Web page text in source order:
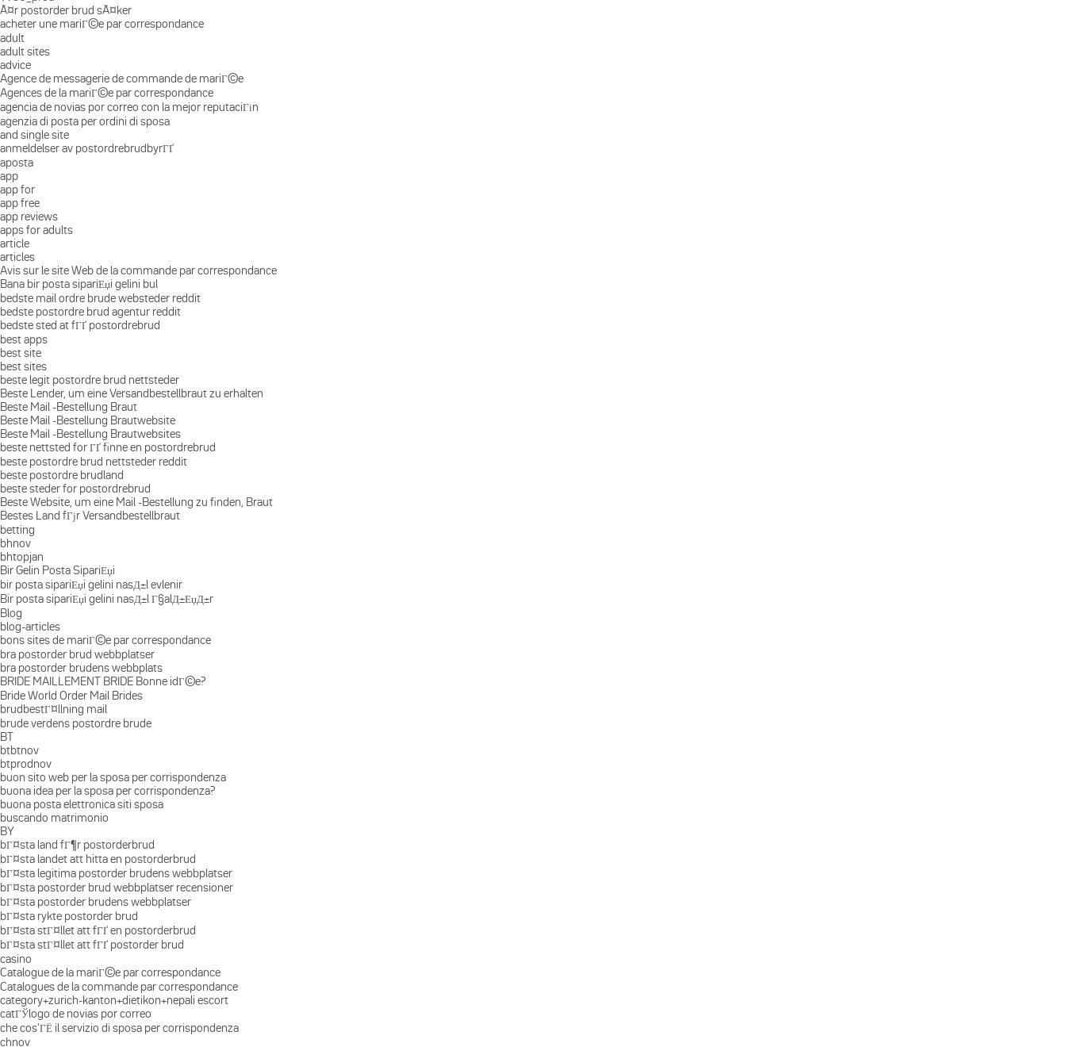
Ã¤r postorder brud sÃ¤ker
acheter une mariГ©e par correspondance
adult
adult sites
advice
Agence de messagerie de commande de mariГ©e
Agences de la mariГ©e par correspondance
agencia de novias por correo con la mejor reputaciГіn
agenzia di posta per ordini di sposa
and single site
anmeldelser av postordrebrudbyrГҐ
aposta
app
app for
app free
app reviews
apps for adults
article
articles
Avis sur le site Web de la commande par correspondance
Bana bir posta sipariЕџi gelini bul
bedste mail ordre brude websteder reddit
bedste postordre brud agentur reddit
bedste sted at fГҐ postordrebrud
best apps
best site
best sites
beste legit postordre brud nettsteder
Beste Lender, um eine Versandbestellbraut zu erhalten
Beste Mail -Bestellung Braut
Beste Mail -Bestellung Brautwebsite
Beste Mail -Bestellung Brautwebsites
beste nettsted for ГҐ finne en postordrebrud
beste postordre brud nettsteder reddit
beste postordre brudland
beste steder for postordrebrud
Beste Website, um eine Mail -Bestellung zu finden, Braut
Bestes Land fГјr Versandbestellbraut
betting
bhnov
bhtopjan
Bir Gelin Posta SipariЕџi
bir posta sipariЕџi gelini nasД±l evlenir
Bir posta sipariЕџi gelini nasД±l Г§alД±ЕџД±r
Blog
blog-articles
bons sites de mariГ©e par correspondance
bra postorder brud webbplatser
bra postorder brudens webbplats
BRIDE MAILLEMENT BRIDE Bonne idГ©e?
Bride World Order Mail Brides
brudbestГ¤llning mail
brude verdens postordre brude
BT
btbtnov
btprodnov
buon sito web per la sposa per corrispondenza
buona idea per la sposa per corrispondenza?
buona posta elettronica siti sposa
buscando matrimonio
BY
bГ¤sta land fГ¶r postorderbrud
bГ¤sta landet att hitta en postorderbrud
bГ¤sta legitima postorder brudens webbplatser
bГ¤sta postorder brud webbplatser recensioner
bГ¤sta postorder brudens webbplatser
bГ¤sta rykte postorder brud
bГ¤sta stГ¤llet att fГҐ en postorderbrud
bГ¤sta stГ¤llet att fГҐ postorder brud
casino
Catalogue de la mariГ©e par correspondance
Catalogues de la commande par correspondance
category+zurich-kanton+dietikon+nepali escort
catГЎlogo de novias por correo
che cos'ГЁ il servizio di sposa per corrispondenza
chnov